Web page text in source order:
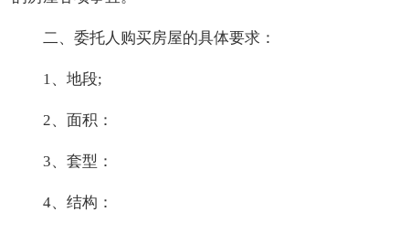
二、委托人购买房屋的具体要求：
1、地段;
2、面积：
3、套型：
4、结构：